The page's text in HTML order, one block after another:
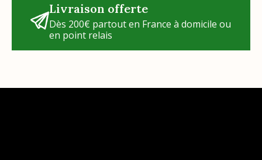
Livraison offerte
Dès 200€ partout en France à domicile ou
en point relais